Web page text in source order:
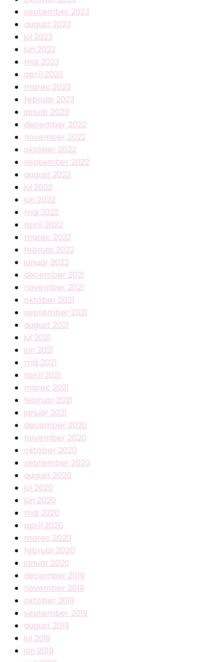
september 2023
august 2023
júl 2023
jún 2023
máj 2023
apríl 2023
marec 2023
február 2023
január 2023
december 2022
november 2022
október 2022
september 2022
august 2022
júl 2022
jún 2022
máj 2022
apríl 2022
marec 2022
február 2022
január 2022
december 2021
november 2021
október 2021
september 2021
august 2021
júl 2021
jún 2021
máj 2021
apríl 2021
marec 2021
február 2021
január 2021
december 2020
november 2020
október 2020
september 2020
august 2020
júl 2020
jún 2020
máj 2020
apríl 2020
marec 2020
február 2020
január 2020
december 2019
november 2019
október 2019
september 2019
august 2019
júl 2019
jún 2019